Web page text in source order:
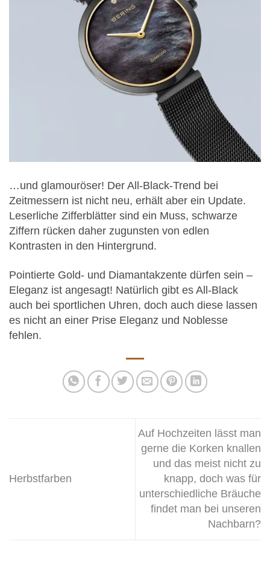
…und glamouröser! Der All-Black-Trend bei
Zeitmessern ist nicht neu, erhält aber ein Update.
Leserliche Zifferblätter sind ein Muss, schwarze
Ziffern rücken daher zugunsten von edlen
Kontrasten in den Hintergrund.
Pointierte Gold- und Diamantakzente dürfen sein –
Eleganz ist angesagt! Natürlich gibt es All-Black
auch bei sportlichen Uhren, doch auch diese lassen
es nicht an einer Prise Eleganz und Noblesse
fehlen.
Herbstfarben
Auf Hochzeiten lässt man
gerne die Korken knallen
und das meist nicht zu
knapp, doch was für
unterschiedliche Bräuche
findet man bei unseren
Nachbarn?